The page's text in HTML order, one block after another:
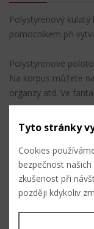
Polystyrenový
pomocníkem při
Polystyrenové
Na korpus můžete
organzy atd. Ve
Průměr: 25 cm
Výška: 5 cm
Složení: polystyren
Tyto stránky
Cookies
bezpečnost
zkušenost při
později kdykoliv